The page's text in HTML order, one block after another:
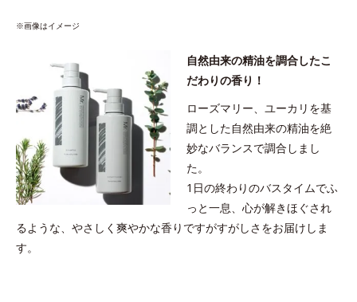
※画像はイメージ
自然由来の精油を調合したこ
だわりの香り！
ローズマリー、ユーカリを基
調とした自然由来の精油を絶
妙なバランスで調合しまし
た。
1日の終わりのバスタイムでふ
っと一息、心が解きほぐされ
るような、やさしく爽やかな香りですがすがしさをお届けしま
す。